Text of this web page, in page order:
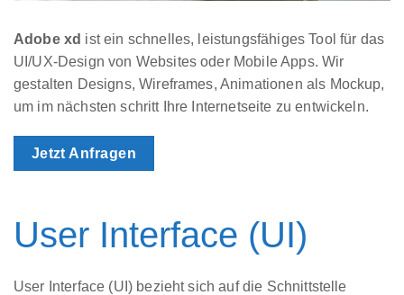
Adobe xd ist ein schnelles, leistungsfähiges Tool für das
UI/UX-Design von Websites oder Mobile Apps. Wir
gestalten Designs, Wireframes, Animationen als Mockup,
um im nächsten schritt Ihre Internetseite zu entwickeln.
Jetzt Anfragen
User Interface (UI)
User Interface (UI) bezieht sich auf die Schnittstelle